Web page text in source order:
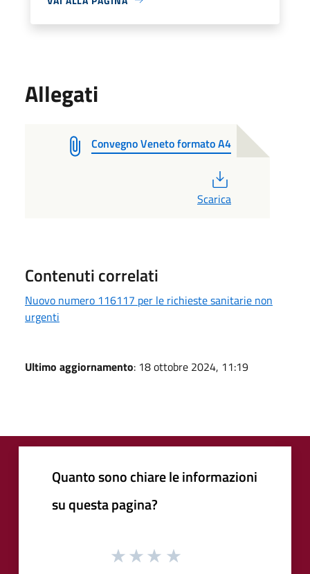
Allegati
Convegno Veneto formato A4
Scarica
Contenuti correlati
Nuovo numero 116117 per le richieste sanitarie non
urgenti
Ultimo aggiornamento: 18 ottobre 2024, 11:19
Quanto sono chiare le informazioni
su questa pagina?